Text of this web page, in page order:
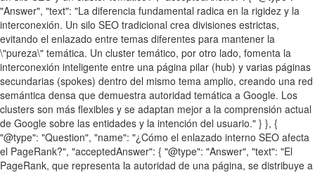
"Answer", "text": "La diferencia fundamental radica en la rigidez y la
interconexión. Un silo SEO tradicional crea divisiones estrictas,
evitando el enlazado entre temas diferentes para mantener la
\"pureza\" temática. Un cluster temático, por otro lado, fomenta la
interconexión inteligente entre una página pilar (hub) y varias páginas
secundarias (spokes) dentro del mismo tema amplio, creando una red
semántica densa que demuestra autoridad temática a Google. Los
clusters son más flexibles y se adaptan mejor a la comprensión actual
de Google sobre las entidades y la intención del usuario." } }, {
"@type": "Question", "name": "¿Cómo el enlazado interno SEO afecta
el PageRank?", "acceptedAnswer": { "@type": "Answer", "text": "El
PageRank, que representa la autoridad de una página, se distribuye a